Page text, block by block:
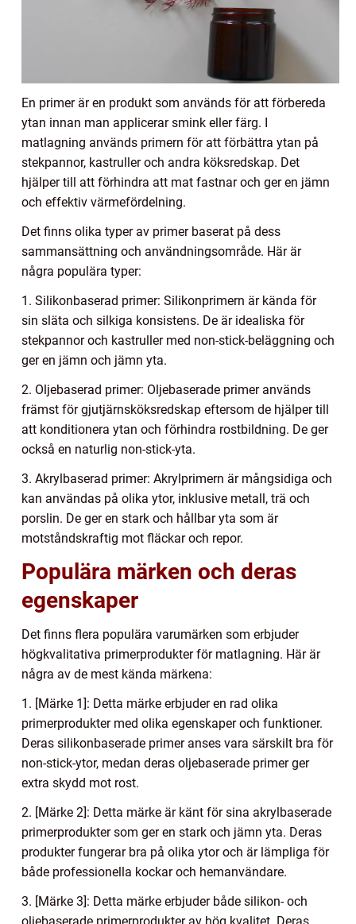
En primer är en produkt som används för att förbereda
ytan innan man applicerar smink eller färg. I
matlagning används primern för att förbättra ytan på
stekpannor, kastruller och andra köksredskap. Det
hjälper till att förhindra att mat fastnar och ger en jämn
och effektiv värmefördelning.
Det finns olika typer av primer baserat på dess
sammansättning och användningsområde. Här är
några populära typer:
1. Silikonbaserad primer: Silikonprimern är kända för
sin släta och silkiga konsistens. De är idealiska för
stekpannor och kastruller med non-stick-beläggning och
ger en jämn och jämn yta.
2. Oljebaserad primer: Oljebaserade primer används
främst för gjutjärnsköksredskap eftersom de hjälper till
att konditionera ytan och förhindra rostbildning. De ger
också en naturlig non-stick-yta.
3. Akrylbaserad primer: Akrylprimern är mångsidiga och
kan användas på olika ytor, inklusive metall, trä och
porslin. De ger en stark och hållbar yta som är
motståndskraftig mot fläckar och repor.
Populära märken och deras
egenskaper
Det finns flera populära varumärken som erbjuder
högkvalitativa primerprodukter för matlagning. Här är
några av de mest kända märkena:
1. [Märke 1]: Detta märke erbjuder en rad olika
primerprodukter med olika egenskaper och funktioner.
Deras silikonbaserade primer anses vara särskilt bra för
non-stick-ytor, medan deras oljebaserade primer ger
extra skydd mot rost.
2. [Märke 2]: Detta märke är känt för sina akrylbaserade
primerprodukter som ger en stark och jämn yta. Deras
produkter fungerar bra på olika ytor och är lämpliga för
både professionella kockar och hemanvändare.
3. [Märke 3]: Detta märke erbjuder både silikon- och